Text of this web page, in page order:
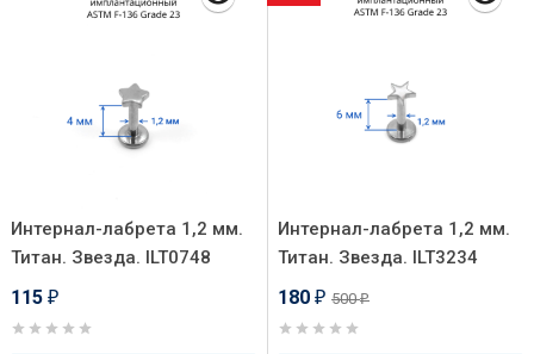
Интернал-лабрета 1,2 мм.
Титан. Звезда. ILT0748
115 ₽
Интернал-лабрета 1,2 мм.
Титан. Звезда. ILT3234
180 ₽ 500₽